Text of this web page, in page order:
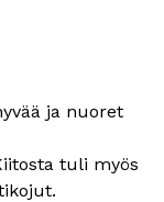
ja nuoret
tuli myös